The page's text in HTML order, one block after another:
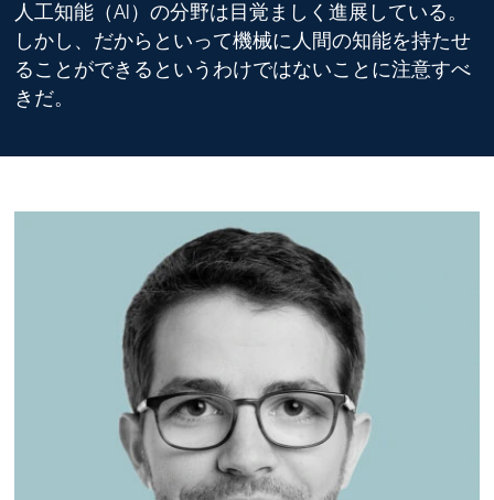
人工知能（AI）の分野は目覚ましく進展している。
しかし、だからといって機械に人間の知能を持たせ
ることができるというわけではないことに注意すべ
きだ。